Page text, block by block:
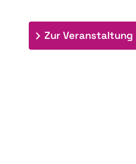
Zur Veranstaltung